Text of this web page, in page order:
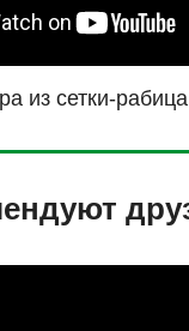
из сетки-